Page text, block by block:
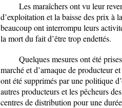
Les maraîchers ont vu leur
d’exploitation et la baisse des prix à
beaucoup ont interrompu leurs
la mort du fait d’être trop endettés.
Quelques mesures ont été
marché et d’arnaque de producteur
ont été supprimés par une politique
autres producteurs et les pêcheurs
centres de distribution pour une